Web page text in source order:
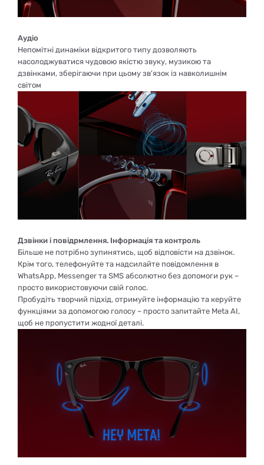
Аудіо
Непомітні динаміки відкритого типу дозволяють
насолоджуватися чудовою якістю звуку, музикою та
дзвінками, зберігаючи при цьому зв'язок із навколишнім
світом
Дзвінки і повідрмлення. Інформація та контроль
Більше не потрібно зупинятись, щоб відповісти на дзвінок.
Крім того, телефонуйте та надсилайте повідомлення в
WhatsApp, Messenger та SMS абсолютно без допомоги рук –
просто використовуючи свій голос.
Пробудіть творчий підхід, отримуйте інформацію та керуйте
функціями за допомогою голосу – просто запитайте Meta AI,
щоб не пропустити жодної деталі.